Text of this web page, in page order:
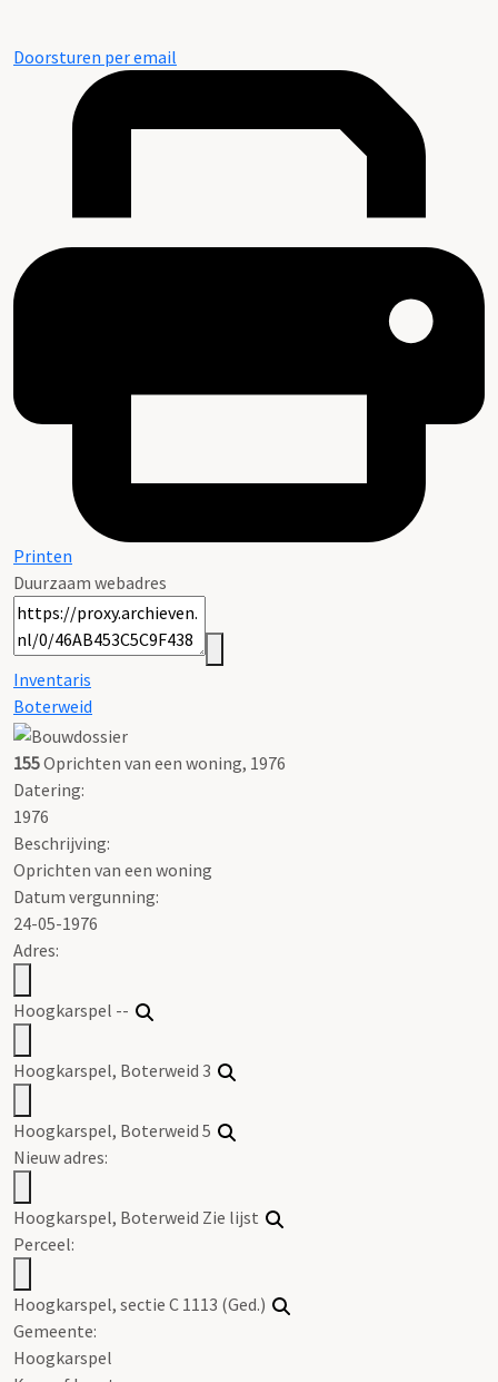
Doorsturen per email
Printen
Duurzaam webadres
Inventaris
Boterweid
155Oprichten van een woning, 1976
Datering:
1976
Beschrijving:
Oprichten van een woning
Datum vergunning:
24-05-1976
Adres:
Hoogkarspel --
Hoogkarspel, Boterweid 3
Hoogkarspel, Boterweid 5
Nieuw adres:
Hoogkarspel, Boterweid Zie lijst
Perceel:
Hoogkarspel, sectie C 1113 (Ged.)
Gemeente:
Hoogkarspel